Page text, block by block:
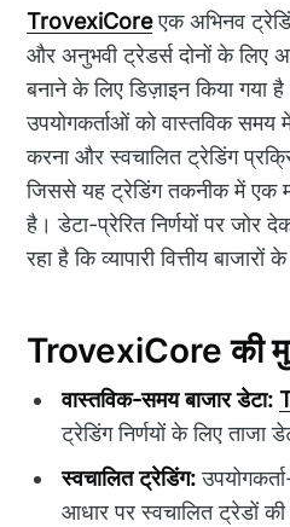
TrovexiCoreएक अभिनव
और अनुभवी ट्रेडर्स दोनों के
बनाने के लिए डिज़ाइन किया गया
उपयोगकर्ताओं को वास्तविक समय
करना और स्वचालित ट्रेडिंग
जिससे यह ट्रेडिंग तकनीक में एक
है। डेटा-प्रेरित निर्णयों पर
रहा है कि व्यापारी वित्तीय
TrovexiCore की
वास्तविक-समय बाजार डेटा:
ट्रेडिंग निर्णयों के लिए ताजा
स्वचालित ट्रेडिंग:
आधार पर स्वचालित ट्रेडों की